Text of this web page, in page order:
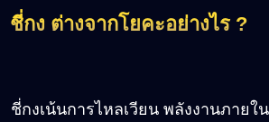
ชี่กง ต่างจากโยคะอย่างไร ?
ชี่กงเน้นการไหลเวียน พลังงานภายใ